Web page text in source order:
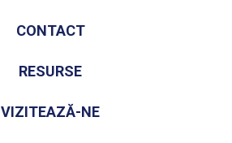
CONTACT
RESURSE
VIZITEAZĂ-NE